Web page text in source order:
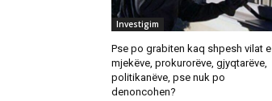
Investigim
Pse po grabiten kaq shpesh vilat e
mjekëve, prokurorëve, gjyqtarëve,
politikanëve, pse nuk po
denoncohen?